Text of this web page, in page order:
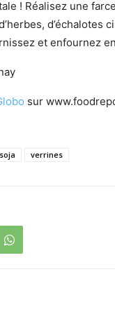
! Réalisez une
et enfournez
sur
soja verrines